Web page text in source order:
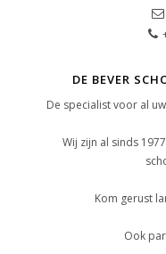
DE BEVER
De specialist voor al
Wij zijn al sinds
Kom gerust
Ook